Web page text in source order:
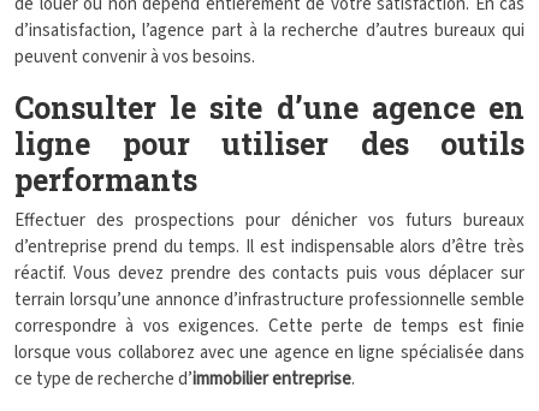
d’insatisfaction, l’agence part à la recherche d’autres bureaux qui
peuvent convenir à vos besoins.
Consulter le site d’une agence en
ligne pour utiliser des outils
performants
Effectuer des prospections pour dénicher vos futurs bureaux
d’entreprise prend du temps. Il est indispensable alors d’être très
réactif. Vous devez prendre des contacts puis vous déplacer sur
terrain lorsqu’une annonce d’infrastructure professionnelle semble
correspondre à vos exigences. Cette perte de temps est finie
lorsque vous collaborez avec une agence en ligne spécialisée dans
ce type de recherche d’immobilier entreprise.